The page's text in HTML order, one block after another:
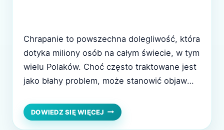
Chrapanie to powszechna dolegliwość, która
dotyka miliony osób na całym świecie, w tym
wielu Polaków. Choć często traktowane jest
jako błahy problem, może stanowić objaw
artykule przyjrzymy się przyczynom
chrapania, jego skutkom oraz sposobom, jak
DOWIEDZ SIĘ WIĘCEJ CHRAPANIE
–